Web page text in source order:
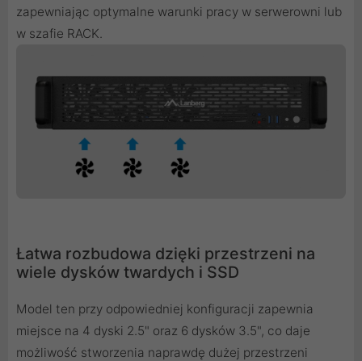
zapewniając optymalne warunki pracy w serwerowni lub
w szafie RACK.
Łatwa rozbudowa dzięki przestrzeni na
wiele dysków twardych i SSD
Model ten przy odpowiedniej konfiguracji zapewnia
miejsce na 4 dyski 2.5" oraz 6 dysków 3.5", co daje
możliwość stworzenia naprawdę dużej przestrzeni